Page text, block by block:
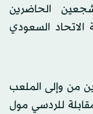
الحاضرين
السعودي
من وإلى الملعب
للردسي مول